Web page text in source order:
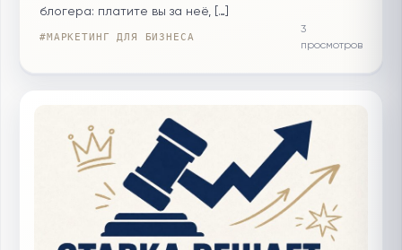
блогера: платите вы за неё, […]
#МАРКЕТИНГ ДЛЯ БИЗНЕСА
3
просмотров